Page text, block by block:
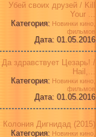
Убей своих друзей / Kill
Your ...
Категория: Новинки кино,
фильмов
Дата: 01.05.2016
Да здравствует Цезарь! /
Hail,...
Категория: Новинки кино,
фильмов
Дата: 01.05.2016
Колония Дигнидад (2015)
Категория: Новинки кино,